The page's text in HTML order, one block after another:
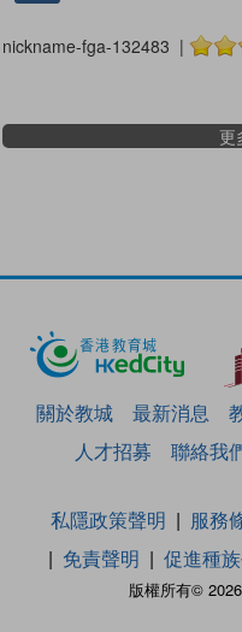
nickname-fga-132483 |
更
關於教城 最新消息
人才招募
聯絡我
版權所有©
私隱政策聲明 服務
免責聲明
促進種